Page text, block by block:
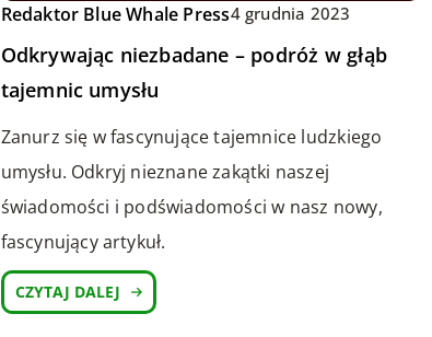
Redaktor Blue Whale Press4 grudnia 2023
Odkrywając niezbadane – podróż w głąb
tajemnic umysłu
Zanurz się w fascynujące tajemnice ludzkiego
umysłu. Odkryj nieznane zakątki naszej
świadomości i podświadomości w nasz nowy,
fascynujący artykuł.
CZYTAJ DALEJ